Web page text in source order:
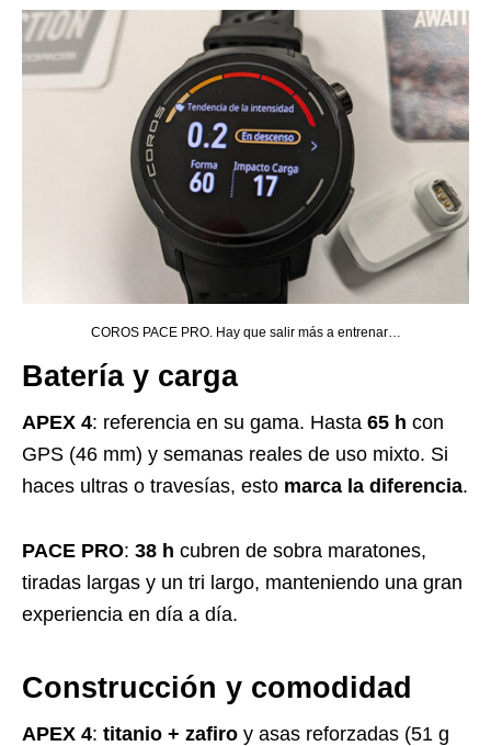
COROS PACE PRO. Hay que salir más a entrenar…
Batería y carga
APEX 4: referencia en su gama. Hasta 65 h con
GPS (46 mm) y semanas reales de uso mixto. Si
haces ultras o travesías, esto marca la diferencia.
PACE PRO: 38 h cubren de sobra maratones,
tiradas largas y un tri largo, manteniendo una gran
experiencia en día a día.
Construcción y comodidad
APEX 4: titanio + zafiro y asas reforzadas (51 g